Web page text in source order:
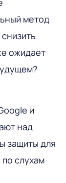
метод
ожидает
и
над
защиты для
слухам